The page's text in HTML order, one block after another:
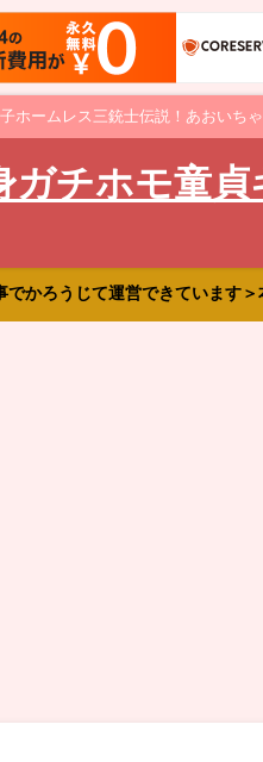
ームレス三銃士伝説！あおいち
チホモ童
かろうじて運営できています